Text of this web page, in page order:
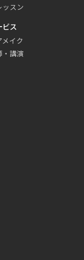
ッスン
ビス
イク
・講演